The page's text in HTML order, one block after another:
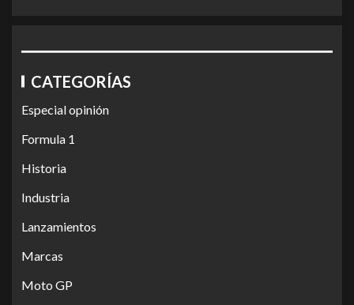
CATEGORÍAS
Especial opinión
Formula 1
Historia
Industria
Lanzamientos
Marcas
Moto GP